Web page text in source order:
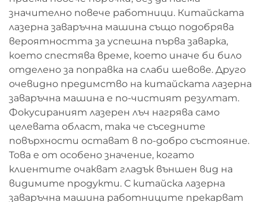
значително повече работници. Китайската
лазерна заваръчна машина също подобрява
вероятността за успешна първа заварка,
което спестява време, което иначе би било
отделено за поправка на слаби шевове. Друго
очевидно предимство на китайската лазерна
заваръчна машина е по-чистият резултат.
Фокусираният лазерен лъч нагрява само
целевата област, така че съседните
повърхности остават в по-добро състояние.
Това е от особено значение, когато
клиентите очакват гладък външен вид на
видимите продукти. С китайска лазерна
заваръчна машина работниците прекарват